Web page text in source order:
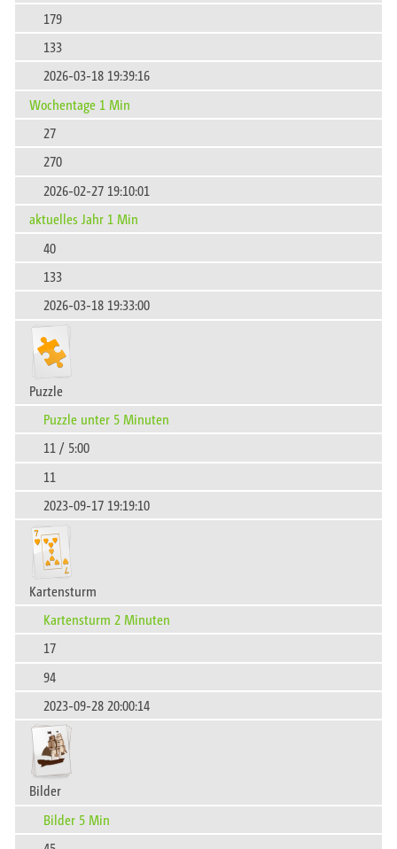
179
133
2026-03-18 19:39:16
Wochentage 1 Min
27
270
2026-02-27 19:10:01
aktuelles Jahr 1 Min
40
133
2026-03-18 19:33:00
Puzzle
Puzzle unter 5 Minuten
11 / 5:00
11
2023-09-17 19:19:10
Kartensturm
Kartensturm 2 Minuten
17
94
2023-09-28 20:00:14
Bilder
Bilder 5 Min